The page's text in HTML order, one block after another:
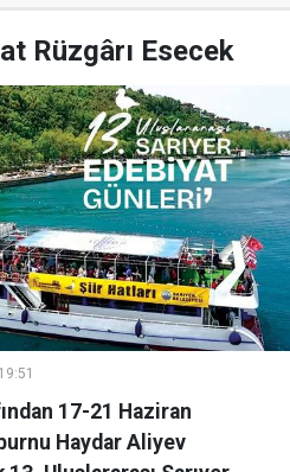
Rüzgârı Esecek
17-21 Haziran
Haydar Aliyev